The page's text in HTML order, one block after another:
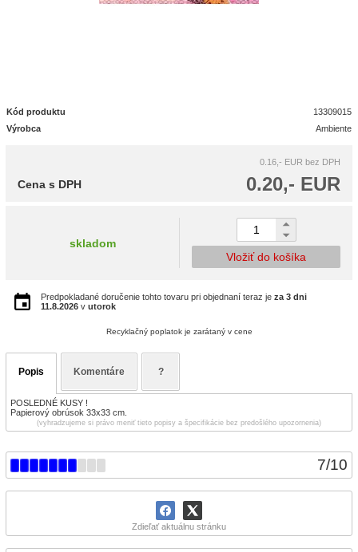
7/10
Zdieľať aktuálnu stránku
Kód produktu
13309015
Výrobca
Ambiente
0.16,- EUR bez DPH
0.20,- EUR
Cena s DPH
skladom
Vložiť do košíka
Predpokladané doručenie tohto tovaru pri objednaní teraz je za 3 dni
11.8.2026 v utorok
Recyklačný poplatok je zarátaný v cene
Popis Komentáre ?
POSLEDNÉ KUSY !
Papierový obrúsok 33x33 cm.
(vyhradzujeme si právo meniť tieto popisy a špecifikácie bez predošlého upozornenia)